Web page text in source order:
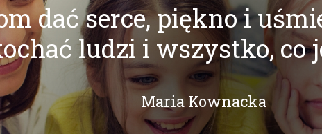
dać serce, piękno i
ludzi i wszystko, co
Maria Kownacka